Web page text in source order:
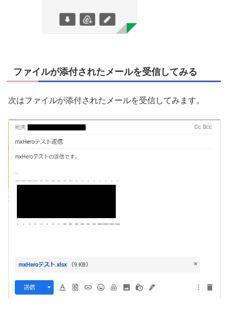
ファイルが添付されたメールを受信してみる
次はファイルが添付されたメールを受信してみます。